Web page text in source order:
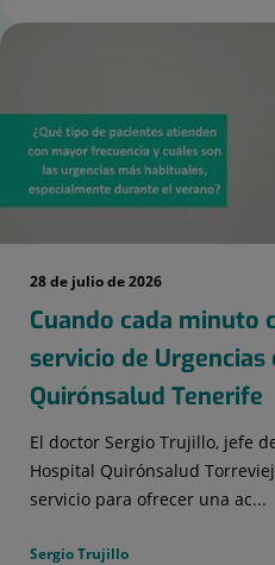
28 de julio de 2026
Cuando cada minuto
servicio de
Quirónsalud Tenerife
El doctor Sergio Trujillo, jefe
Hospital Quirónsalud
servicio para ofrecer una ac...
Sergio Trujillo